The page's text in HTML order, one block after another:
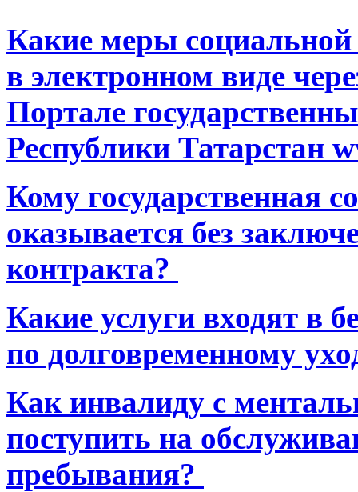
Какие меры
в электронном виде
Портале
Республики Татарстан
Кому государственная
оказывается без
контракта?
Какие услуги входят в
по долговременному
Как инвалиду с
поступить на
пребывания?